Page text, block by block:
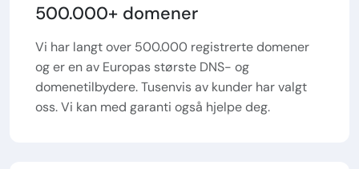
500.000+ domener
Vi har langt over 500.000 registrerte domener
og er en av Europas største DNS- og
domenetilbydere. Tusenvis av kunder har valgt
oss. Vi kan med garanti også hjelpe deg.